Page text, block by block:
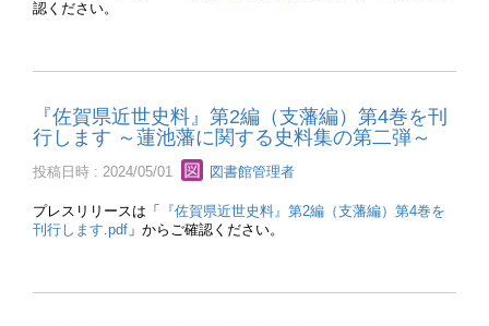
認ください。
『佐賀県近世史料』第2編（支藩編）第4巻を刊
行します ～蓮池藩に関する史料集の第二弾～
投稿日時 : 2024/05/01 図書館管理者
プレスリリースは「
『佐賀県近世史料』第2編（支藩編）第4巻を
刊行します.pdf 」からご確認ください。